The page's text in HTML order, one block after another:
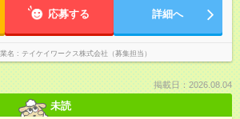
応募する 詳細へ
名 テイケイワークス株式会社（募集担当）
掲載日：2026.08.04
未読